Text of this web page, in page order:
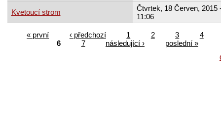
Kvetoucí strom
Čtvrtek, 18 Červen, 2015
11:06
« první ‹ předchozí 1 2 3
4
6
7 následující ›
poslední »